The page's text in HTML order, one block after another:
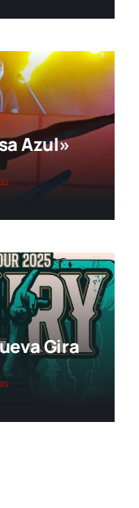
Azul»
Gira